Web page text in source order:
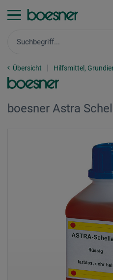
Übersicht Hilfsmittel,
boesner Astra